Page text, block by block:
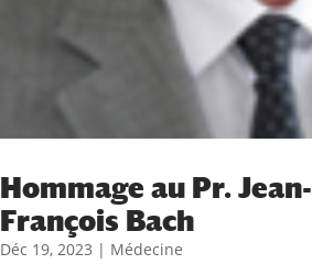
Hommage au Pr. Jean-
François Bach
Déc 19, 2023 | Médecine